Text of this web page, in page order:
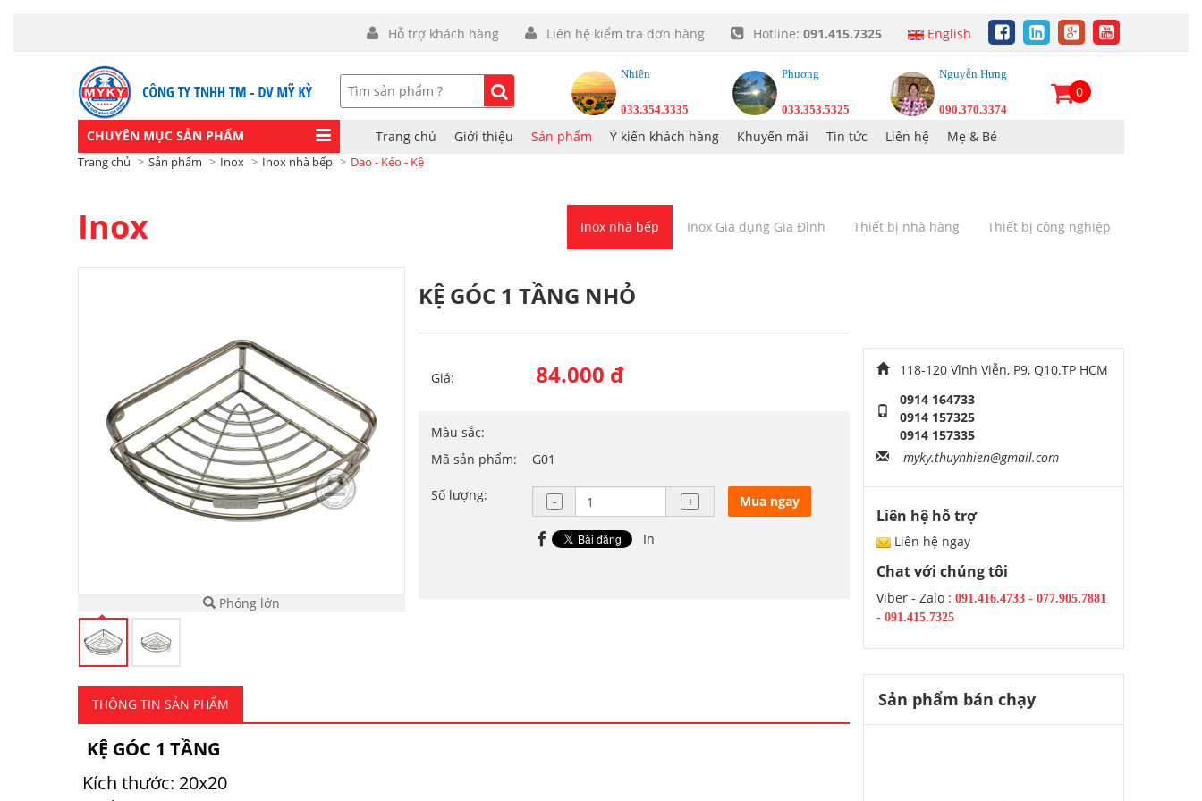
Hỗ trợ khách hàng Liên hệ kiểm tra đơn hàng Hotline: 091.415.7325 English
Nhiên
033.354.3335
Phương
033.353.5325
Nguyễn Hưng
090.370.3374
0
CHUYÊN MỤC SẢN PHẨM Trang chủ Giới thiệu Sản phẩm Ý kiến khách hàng Khuyến mãi Tin tức Liên hệ Mẹ & Bé
Trang chủ Sản phẩm Inox Inox nhà bếp Dao - Kéo - Kệ
Inox Inox nhà bếp Inox Gia dụng Gia Đình Thiết bị nhà hàng Thiết bị công nghiệp
Phóng lớn
KỆ GÓC 1 TẦNG NHỎ
Giá: 84.000 đ
Màu sắc:
Mã sản phẩm:
G01
Số lượng: Mua ngay
In
THÔNG TIN SẢN PHẨM
KỆ GÓC 1 TẦNG
Kích thước: 20x20
118-120 Vĩnh Viễn, P9, Q10.TP HCM
0914 164733
0914 157325
0914 157335
myky.thuynhien@gmail.com
Liên hệ hỗ trợ
Liên hệ ngay
Chat với chúng tôi
Viber - Zalo : 091.416.4733- 077.905.7881
- 091.415.7325
Sản phẩm bán chạy